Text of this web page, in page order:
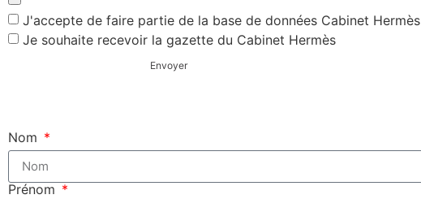
J'accepte de faire partie de la base de données Cabinet Hermès
Je souhaite recevoir la gazette du Cabinet Hermès
Envoyer
Nom
Prénom